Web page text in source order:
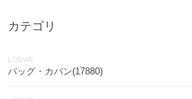
カテゴリ
LOEWE
バッグ・カバン(17880)